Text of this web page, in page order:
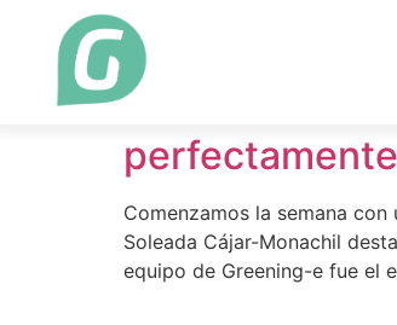
Etiqueta:
Testimonio de
Comenzamos la semana
Soleada Cájar-Monachil
equipo de Greening-e fue el